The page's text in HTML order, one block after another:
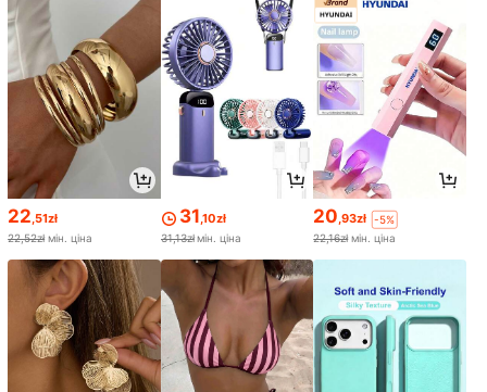
22,51zł
22,52zł мін. ціна
31,10zł
31,13złмін. ціна
20,93zł
-5%
22,16zł мін. ціна